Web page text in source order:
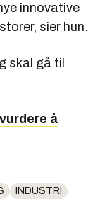
innovative
sier hun.
skal gå til
å
INDUSTRI